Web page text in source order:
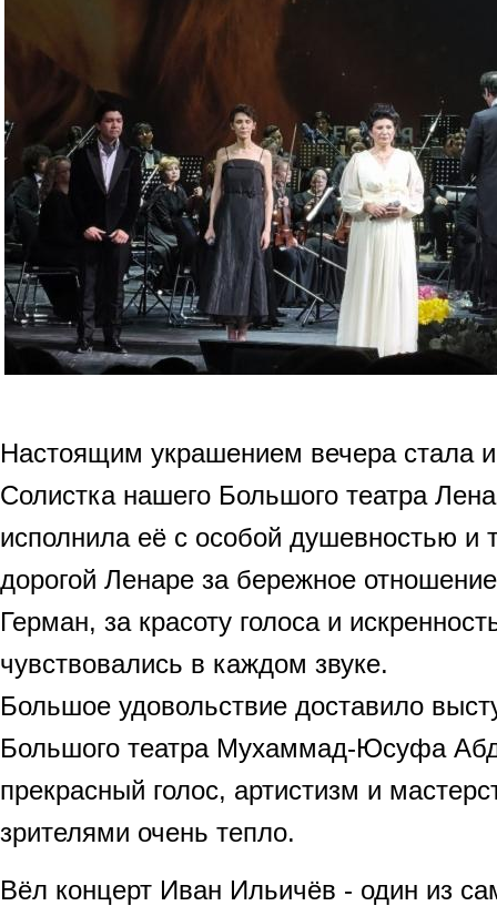
Настоящим украшением вечера стала
Солистка нашего Большого театра
исполнила её с особой душевностью и
дорогой Ленаре за бережное
Герман, за красоту голоса и
чувствовались в каждом звуке.
Большое удовольствие доставило
Большого театра Мухаммад-Юсуфа
прекрасный голос, артистизм и
зрителями очень тепло.
Вёл концерт Иван Ильичёв - один из